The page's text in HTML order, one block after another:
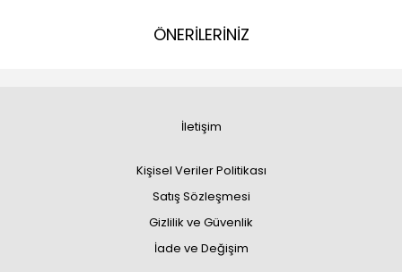
ÖNERİLERİNİZ
İletişim
Kişisel Veriler Politikası
Satış Sözleşmesi
Gizlilik ve Güvenlik
İade ve Değişim